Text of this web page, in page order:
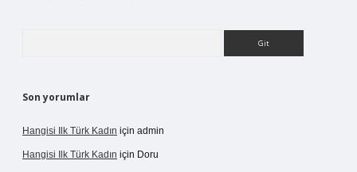
Son yorumlar
Hangisi Ilk Türk Kadın için admin
Hangisi Ilk Türk Kadın için Doru